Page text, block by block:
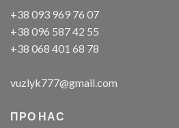
+38 093 969 76 07
+38 096 587 42 55
+38 068 401 68 78
vuzlyk777@gmail.com
ПРО НАС